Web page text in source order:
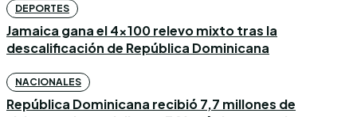
DEPORTES
Jamaica gana el 4×100 relevo mixto tras la
descalificación de República Dominicana
NACIONALES
República Dominicana recibió 7,7 millones de